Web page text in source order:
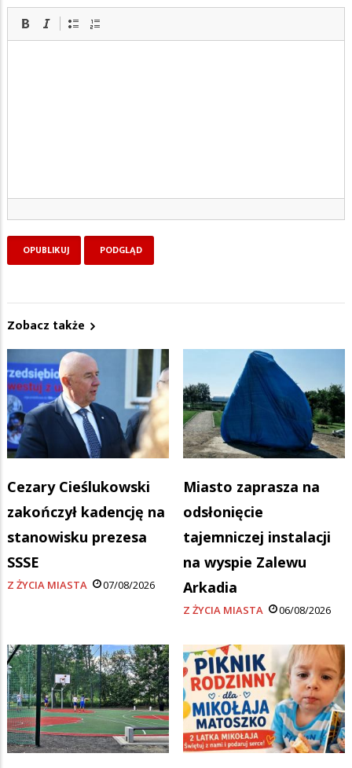
Zobacz także
Cezary Cieślukowski
zakończył kadencję na
stanowisku prezesa
SSSE
Z ŻYCIA MIASTA 07/08/2026
Miasto zaprasza na
odsłonięcie
tajemniczej instalacji
na wyspie Zalewu
Arkadia
Z ŻYCIA MIASTA 06/08/2026